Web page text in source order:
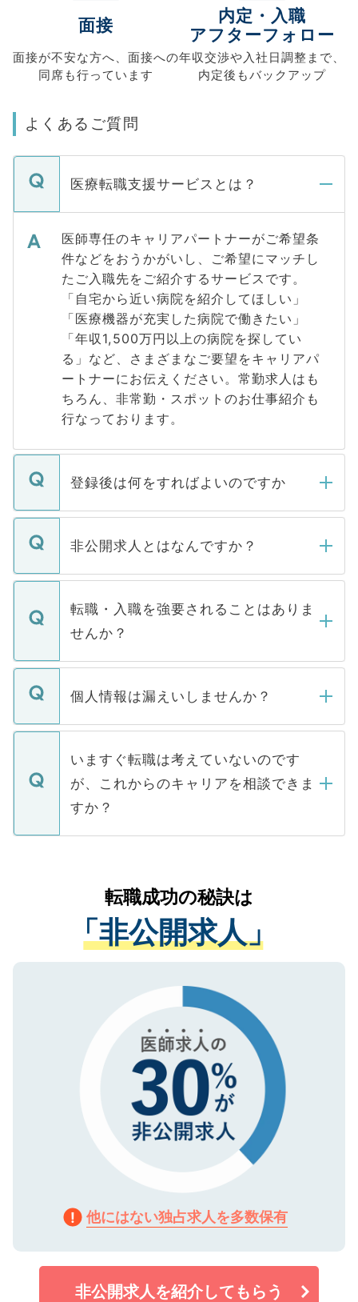
面接
面接が不安な方へ、 面接への
同席も行っています
内定・入職
アフターフォロー
年収交渉や入社日調整まで、
内定後もバックアップ
よくあるご質問
医療転職支援サービスとは？
医師専任のキャリアパートナーがご希望条
件などをおうかがいし、ご希望にマッチし
たご入職先をご紹介するサービスです。
「自宅から近い病院を紹介してほしい」
「医療機器が充実した病院で働きたい」
「年収1,500万円以上の病院を探してい
る」など、さまざまなご要望をキャリアパ
ートナーにお伝えください。常勤求人はも
ちろん、非常勤・スポットのお仕事紹介も
行なっております。
登録後は何をすればよいのですか
ご登録いただきましたら、弊社担当者がご
登録内容を確認し、その後メールもしくは
ます。通常、5営業日以内にはご連絡をせて
いただきますので、しばらくお待ちくださ
い。
非公開求人とはなんですか？
マイナビDOCTORで取り扱っている求人の
うち約3割は、Webサイトからご覧いただ
けない「非公開求人」です。非公開求人は
下記の理由によって、一般には公開してい
ません。
■応募殺到を避けるため 人気のある医療機
関を公にしてしまうと、応募が殺到する場
に、医療機関が求める条件に合った人材の
みを人材紹介会社に依頼するケースが増え
ています。
転職・入職を強要されることはありま
せんか？
転職・入職を強要することは一切ありませ
ん。また、仮に応募先から内定をいただい
定を承諾する必要はありません。内定先へ
の辞退の連絡はキャリアパートナーが行い
ますので、ご安心ください。
個人情報は漏えいしませんか？
個人情報が漏えいすることはありませんの
で、ご安心ください。当サイトからの登録
などで収集したご登録者様の個人情報は、
ご本人のキャリアアップおよび転職活動の
支援を目的に使用いたします。お預かりし
ているすべての個人データはご本人の許可
は、個人情報の取り扱いについての厳密な
管理基準を満たした事業者のみに付与され
る、プライバシーマークを取得済みです。
ご登録いただいた個人情報は、SSL（デー
で、機密保持に関してもご安心ください。
いますぐ転職は考えていないのです
が、これからのキャリアを相談できま
すか？
かがいして、現在の医療機関の状況や紹介
経験をまじえながら、適切なアドバイスを
させていただきます。すぐにご転職をされ
ない方には、長期的なサポートが可能です
ので、まずはご登録ください。
転職成功の秘訣は
「非公開求人」
他にはない独占求人を多数保有
非公開求人を紹介してもらう